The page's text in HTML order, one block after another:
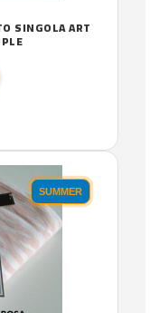
SINGOLA ART
SUMMER